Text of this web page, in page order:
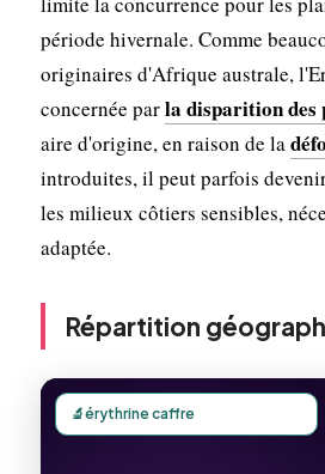
période hivernale. Comme
originaires d'Afrique australe,
concernée parla disparition des
aire d'origine, en raison de la
introduites, il peut parfois
les milieux côtiers sensibles,
adaptée.
Répartition